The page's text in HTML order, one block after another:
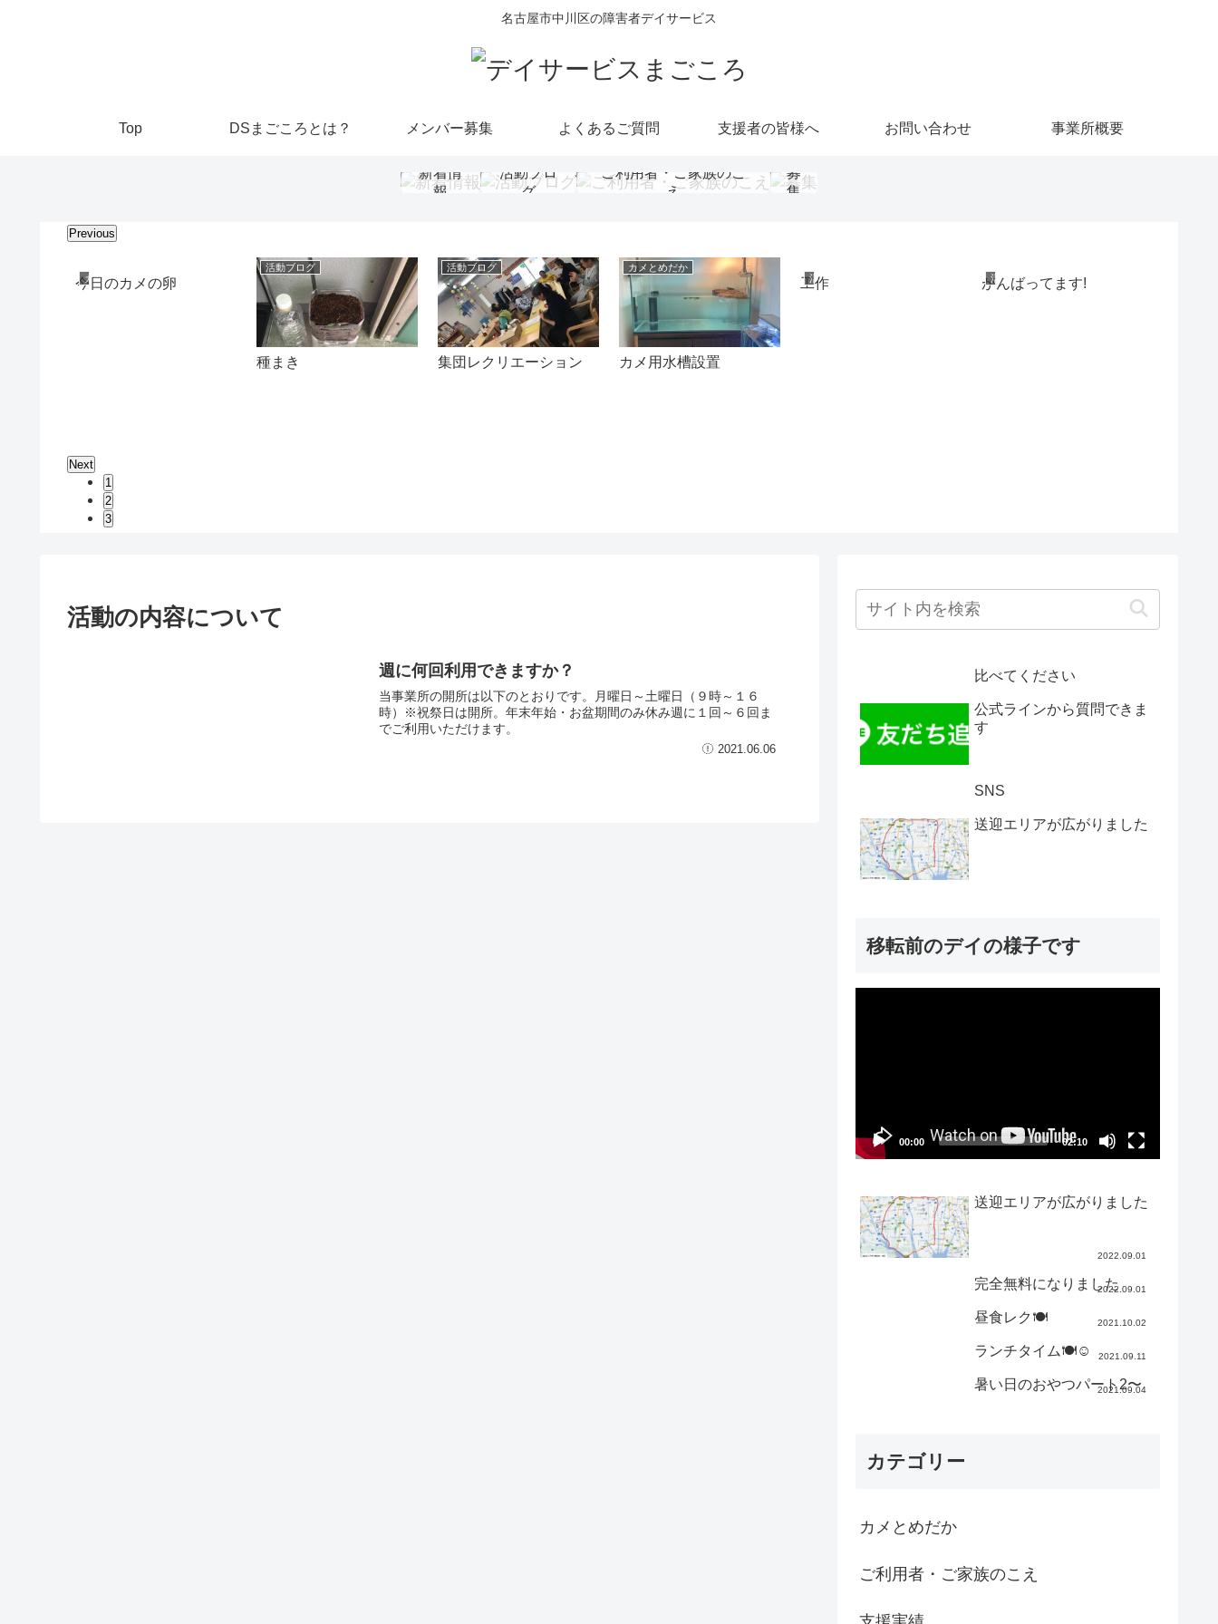
名古屋市中川区の障害者デイサービス
Top DSまごころとは？ メンバー募集 よくあるご質問 支援者の皆様へ お問い合わせ 事業所概要
新着情
報
活動ブロ
グ
ご利用者・ご家族のこ
え
募
集
Previous
カメとめだか
今日のカメの卵
活動ブログ
種まき
活動ブログ
集団レクリエーション
カメとめだか
カメ用水槽設置
活動ブログ
工作 活動ブログ
がんばってます!
Next
1
2
3
活動の内容について
週に何回利用できますか？
当事業所の開所は以下のとおりです。月曜日～土曜日（９時～１６
時）※祝祭日は開所。年末年始・お盆期間のみ休み週に１回～６回ま
でご利用いただけます。
2021.06.06
比べてください
公式ラインから質問できま
す
SNS
送迎エリアが広がりました
移転前のデイの様子です
ヤ
00:00 02:10
送迎エリアが広がりました
2022.09.01
完全無料になりました2022.09.01
昼食レク🍽 2021.10.02
ランチタイム🍽☺️ 2021.09.11
暑い日のおやつパート2〜
2021.09.04
カテゴリー
カメとめだか
ご利用者・ご家族のこえ